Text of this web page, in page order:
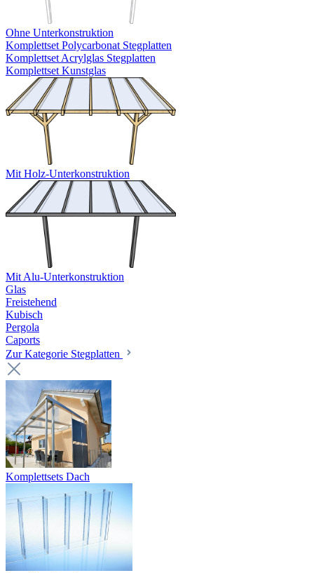
Ohne Unterkonstruktion
Komplettset Polycarbonat Stegplatten
Komplettset Acrylglas Stegplatten
Komplettset Kunstglas
Mit Holz-Unterkonstruktion
Mit Alu-Unterkonstruktion
Glas
Freistehend
Kubisch
Pergola
Caports
Zur Kategorie Stegplatten
Komplettsets Dach